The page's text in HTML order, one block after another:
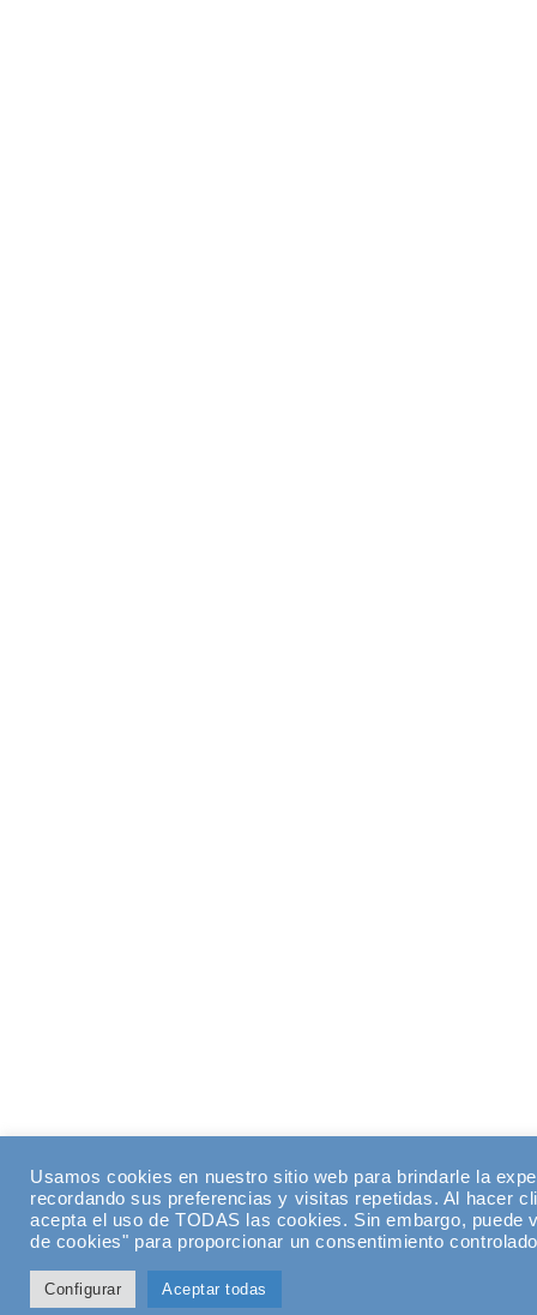
Usamos cookies en nuestro sitio web para brindarle la
recordando sus preferencias y visitas repetidas. Al hacer
acepta el uso de TODAS las cookies. Sin embargo, puede
de cookies" para proporcionar un consentimiento
Configurar Aceptar todas